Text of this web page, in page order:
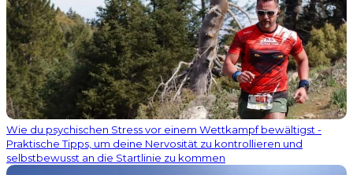
Wie du psychischen Stress vor einem Wettkampf bewältigst -
Praktische Tipps, um deine Nervosität zu kontrollieren und
selbstbewusst an die Startlinie zu kommen